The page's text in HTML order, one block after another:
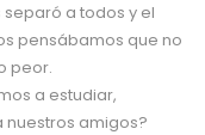
a todos y el
pensábamos que no
peor.
a estudiar,
nuestros amigos?